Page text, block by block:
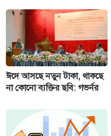
ঈদে আসছে নতুন টাকা, থাকছে
না কোনো ব্যক্তির ছবি: গভর্নর